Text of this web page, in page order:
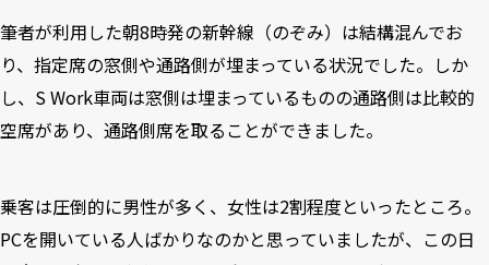
筆者が利用した朝8時発の新幹線（のぞみ）は結構混んでお
り、指定席の窓側や通路側が埋まっている状況でした。しか
し、S Work車両は窓側は埋まっているものの通路側は比較的
空席があり、通路側席を取ることができました。
乗客は圧倒的に男性が多く、女性は2割程度といったところ。
PCを開いている人ばかりなのかと思っていましたが、この日